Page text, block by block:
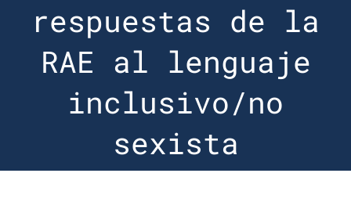
respuestas de la
RAE al lenguaje
inclusivo/no
sexista